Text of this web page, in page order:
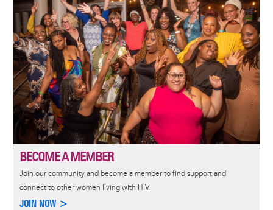
BECOME A MEMBER
Join our community and become a member to find support and
connect to other women living with HIV.
JOIN NOW >